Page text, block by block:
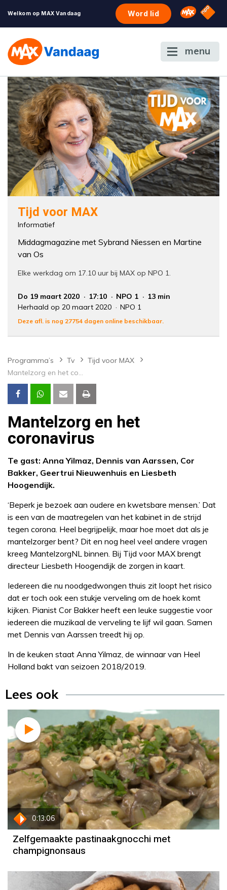
Welkom op MAX Vandaag Word lid Omroep
NPO
menu
Tijd voor MAX
Informatief
Middagmagazine met Sybrand Niessen en Martine
van Os
Elke werkdag om 17.10 uur bij MAX op NPO 1.
Do 19 maart 2020 17:10 NPO 1
13 min
Herhaald op 20 maart 2020
NPO 1
Deze afl. is nog 27754 dagen online beschikbaar.
Programma’s Tv
Tijd voor MAX
Mantelzorg en het coronavirus
Mantelzorg en het
coronavirus
Te gast: Anna Yilmaz, Dennis van Aarssen, Cor
Bakker, Geertrui Nieuwenhuis en Liesbeth
Hoogendijk.
‘Beperk je bezoek aan oudere en kwetsbare mensen.’ Dat
is een van de maatregelen van het kabinet in de strijd
tegen corona. Heel begrijpelijk, maar hoe moet dat als je
mantelzorger bent? Dit en nog heel veel andere vragen
kreeg MantelzorgNL binnen. Bij Tijd voor MAX brengt
directeur Liesbeth Hoogendijk de zorgen in kaart.
Iedereen die nu noodgedwongen thuis zit loopt het risico
dat er toch ook een stukje verveling om de hoek komt
kijken. Pianist Cor Bakker heeft een leuke suggestie voor
iedereen die muzikaal de verveling te lijf wil gaan. Samen
met Dennis van Aarssen treedt hij op.
In de keuken staat Anna Yilmaz, de winnaar van Heel
Holland bakt van seizoen 2018/2019.
Lees ook
0:13:06
Recept
Sandra Ysbrandy
Zelfgemaakte pastinaakgnocchi met
champignonsaus